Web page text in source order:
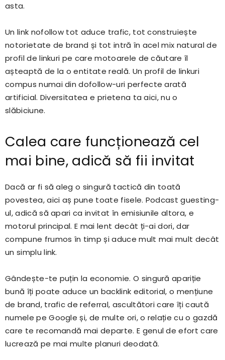
asta.
Un link nofollow tot aduce trafic, tot construiește
notorietate de brand și tot intră în acel mix natural de
profil de linkuri pe care motoarele de căutare îl
așteaptă de la o entitate reală. Un profil de linkuri
compus numai din dofollow-uri perfecte arată
artificial. Diversitatea e prietena ta aici, nu o
slăbiciune.
Calea care funcționează cel
mai bine, adică să fii invitat
Dacă ar fi să aleg o singură tactică din toată
povestea, aici aș pune toate fisele. Podcast guesting-
ul, adică să apari ca invitat în emisiunile altora, e
motorul principal. E mai lent decât ți-ai dori, dar
compune frumos în timp și aduce mult mai mult decât
un simplu link.
Gândește-te puțin la economie. O singură apariție
bună îți poate aduce un backlink editorial, o mențiune
de brand, trafic de referral, ascultători care îți caută
numele pe Google și, de multe ori, o relație cu o gazdă
care te recomandă mai departe. E genul de efort care
lucrează pe mai multe planuri deodată.